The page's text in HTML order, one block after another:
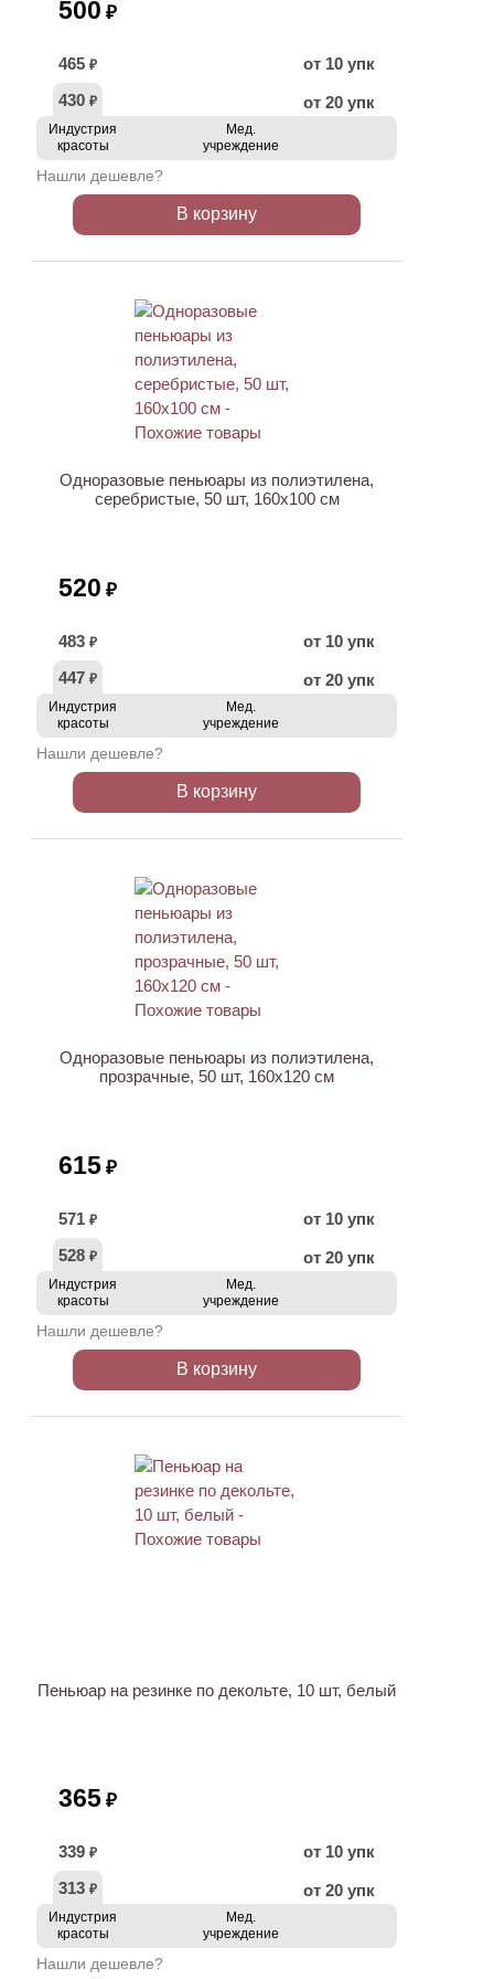
500 ₽
465 ₽
от 10 упк
430 ₽ от 20 упк
Индустрия
красоты
Мед.
учреждение
Нашли дешевле?
В корзину
Одноразовые пеньюары из полиэтилена,
серебристые, 50 шт, 160х100 см
520 ₽
483 ₽
от 10 упк
447 ₽ от 20 упк
Индустрия
красоты
Мед.
учреждение
Нашли дешевле?
В корзину
Одноразовые пеньюары из полиэтилена,
прозрачные, 50 шт, 160х120 см
615 ₽
571 ₽
от 10 упк
528 ₽ от 20 упк
Индустрия
красоты
Мед.
учреждение
Нашли дешевле?
В корзину
Пеньюар на резинке по декольте, 10 шт, белый
365 ₽
339 ₽
от 10 упк
313 ₽ от 20 упк
Индустрия
красоты
Мед.
учреждение
Нашли дешевле?